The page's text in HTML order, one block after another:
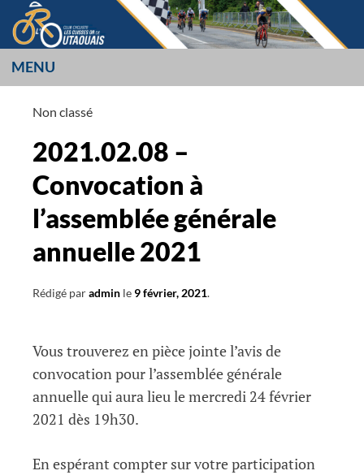
Aller
au
contenu
LES CUISSES OR
L’OUTAOUAIS
MENU
Non classé
2021.02.08 –
Convocation à
l’assemblée générale
annuelle 2021
Rédigé paradmin le 9 février, 2021.
Vous trouverez en pièce jointe l’avis de
convocation pour l’assemblée générale
annuelle qui aura lieu le mercredi 24 février
2021 dès 19h30.
En espérant compter sur votre participation